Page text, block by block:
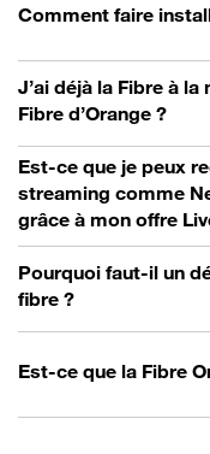
Comment faire
J’ai déjà la Fibre à
Fibre d’Orange ?
Est-ce que je peux
streaming comme
grâce à mon offre
Pourquoi faut-il un
fibre ?
Est-ce que la Fibre